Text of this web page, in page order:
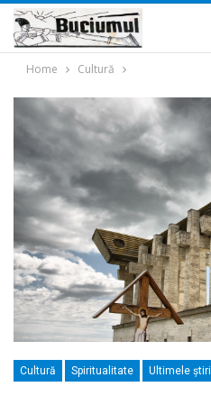
Home Cultură
Cultură Spiritualitate Ultimele ştiri